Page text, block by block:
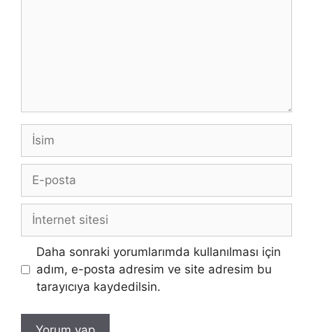
İsim
posta
İnternet
Daha sonraki yorumlarımda kullanılması için
adım, e-posta adresim ve site adresim bu
tarayıcıya kaydedilsin.